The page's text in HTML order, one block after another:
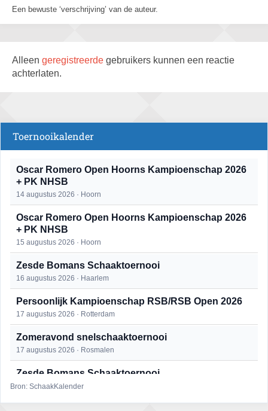
Een bewuste ‘verschrijving’ van de auteur.
Alleen geregistreerde gebruikers kunnen een reactie
achterlaten.
Toernooikalender
Oscar Romero Open Hoorns Kampioenschap 2026
+ PK NHSB
14 augustus 2026 · Hoorn
Oscar Romero Open Hoorns Kampioenschap 2026
+ PK NHSB
15 augustus 2026 · Hoorn
Zesde Bomans Schaaktoernooi
16 augustus 2026 · Haarlem
Persoonlijk Kampioenschap RSB/RSB Open 2026
17 augustus 2026 · Rotterdam
Zomeravond snelschaaktoernooi
17 augustus 2026 · Rosmalen
Zesde Bomans Schaaktoernooi
17 augustus 2026 · Haarlem
Bron: SchaakKalender